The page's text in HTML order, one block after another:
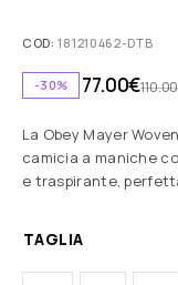
COD:181210462-DTB
-30% 110.00
77.00€
La Obey Mayer
camicia a maniche
e traspirante,
TAGLIA